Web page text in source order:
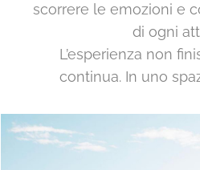
scorrere le emozioni e
di ogni
L’esperienza non
continua. In uno